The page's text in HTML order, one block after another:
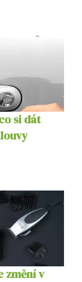
si dát
změní v